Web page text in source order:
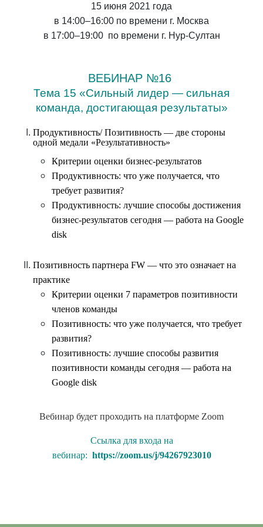
15 июня 2021 года
в 14:00–16:00 по времени г. Москва
в 17:00–19:00 по времени г. Нур-Султан
ВЕБИНАР №16
Тема 15 «Сильный лидер — сильная
команда, достигающая результаты»
Продуктивность/ Позитивность — две стороны
одной медали «Результативность»
Критерии оценки бизнес-результатов
Продуктивность: что уже получается, что
требует развития?
Продуктивность: лучшие способы достижения
бизнес-результатов сегодня — работа на Google
disk
Позитивность партнера FW — что это означает на
практике
Критерии оценки 7 параметров позитивности
членов команды
Позитивность: что уже получается, что требует
развития?
Позитивность: лучшие способы развития
позитивности команды сегодня — работа на
Google disk
Вебинар будет проходить на платформе Zoom
Ссылка для входа на
вебинар: https://zoom.us/j/94267923010